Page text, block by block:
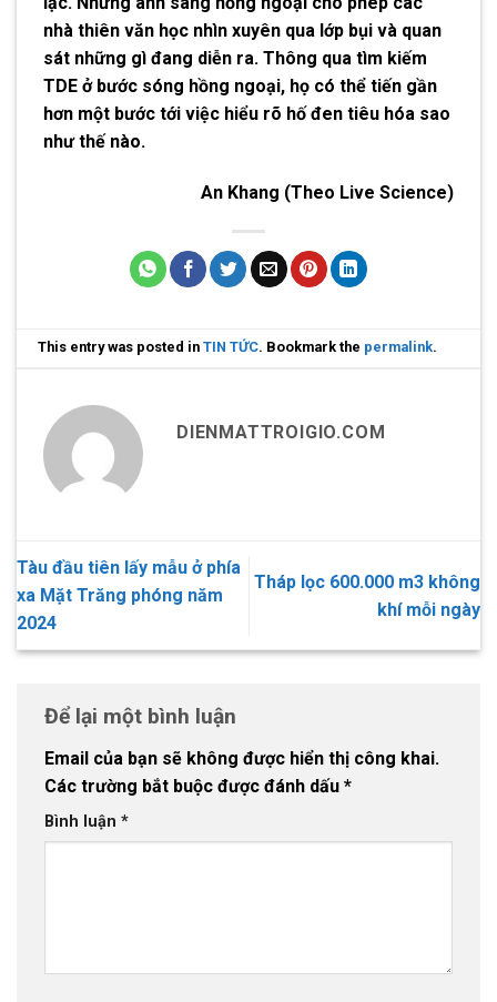
nhà thiên văn học nhìn xuyên qua lớp bụi và quan
sát những gì đang diễn ra. Thông qua tìm kiếm
TDE ở bước sóng hồng ngoại, họ có thể tiến gần
hơn một bước tới việc hiểu rõ hố đen tiêu hóa sao
như thế nào.
An Khang (Theo Live Science)
This entry was posted inTIN TỨC. Bookmark the permalink.
DIENMATTROIGIO.COM
Tàu đầu tiên lấy mẫu ở phía
xa Mặt Trăng phóng năm
2024
Tháp lọc 600.000 m3 không
khí mỗi ngày
Để lại một bình luận
Email của bạn sẽ không được hiển thị công khai.
Các trường bắt buộc được đánh dấu *
Bình luận *